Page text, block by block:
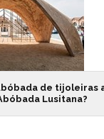
de tijoleiras
Lusitana?